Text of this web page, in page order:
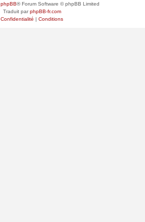
phpBB® Forum Software © phpBB Limited
Traduit parphpBB-fr.com
Confidentialité | Conditions